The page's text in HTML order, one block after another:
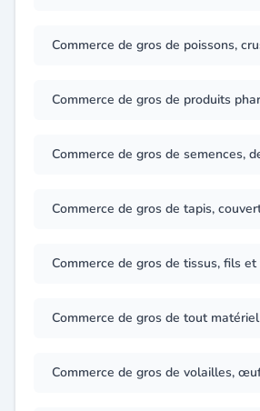
Commerce de gros de tissus, fils